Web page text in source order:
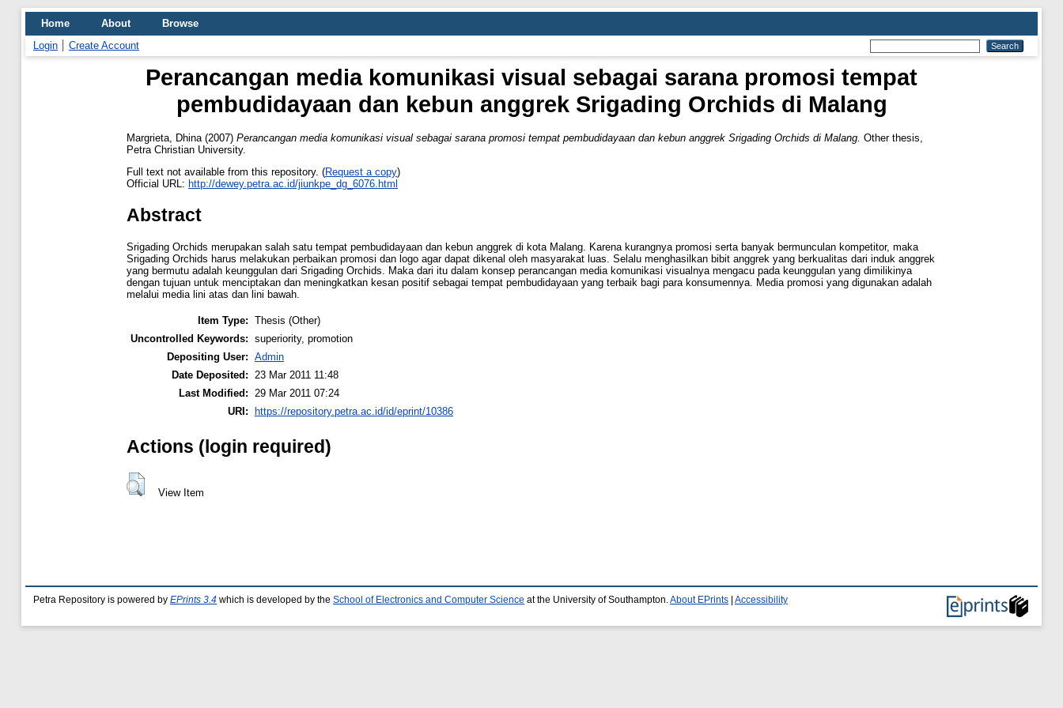
Home About
Browse
Login
Create Account
Perancangan media komunikasi visual sebagai sarana promosi tempat
pembudidayaan dan kebun anggrek Srigading Orchids di Malang
Margrieta, Dhina (2007) Perancangan media komunikasi visual sebagai sarana promosi tempat pembudidayaan dan kebun anggrek Srigading Orchids di Malang. Other thesis,
Petra Christian University.
Full text not available from this repository. (Request a copy)
Official URL: http://dewey.petra.ac.id/jiunkpe_dg_6076.html
Abstract
Srigading Orchids merupakan salah satu tempat pembudidayaan dan kebun anggrek di kota Malang. Karena kurangnya promosi serta banyak bermunculan kompetitor, maka
Srigading Orchids harus melakukan perbaikan promosi dan logo agar dapat dikenal oleh masyarakat luas. Selalu menghasilkan bibit anggrek yang berkualitas dari induk anggrek
yang bermutu adalah keunggulan dari Srigading Orchids. Maka dari itu dalam konsep perancangan media komunikasi visualnya mengacu pada keunggulan yang dimilikinya
dengan tujuan untuk menciptakan dan meningkatkan kesan positif sebagai tempat pembudidayaan yang terbaik bagi para konsumennya. Media promosi yang digunakan adalah
melalui media lini atas dan lini bawah.
Item Type: Thesis (Other)
Uncontrolled Keywords: superiority, promotion
Depositing User: Admin
Date Deposited:
23 Mar 2011 11:48
Last Modified:
29 Mar 2011 07:24
URI: https://repository.petra.ac.id/id/eprint/10386
Actions (login required)
View Item
Petra Repository is powered by EPrints 3.4 which is developed by the School of Electronics and Computer Science at the University of Southampton. About EPrints Accessibility